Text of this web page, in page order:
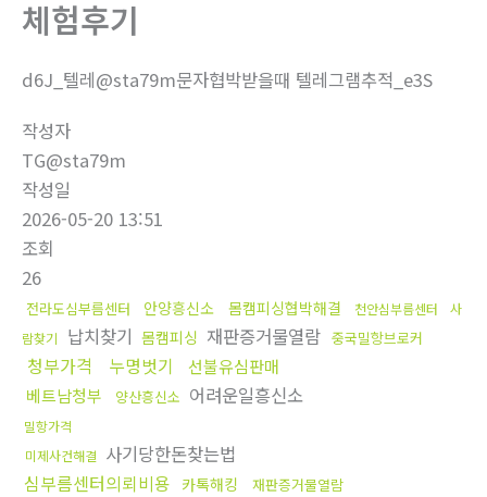
체험후기
d6J_텔레@sta79m문자협박받을때 텔레그램추적_e3S
작성자
TG@sta79m
작성일
2026-05-20 13:51
조회
26
전라도심부름센터 안양흥신소 몸캠피싱협박해결 천안심부름센터
사
람찾기
납치찾기 몸캠피싱 재판증거물열람 중국밀항브로커
청부가격 누명벗기
선불유심판매
베트남청부
양산흥신소 어려운일흥신소
밀항가격
미제사건해결 사기당한돈찾는법
심부름센터의뢰비용 카톡해킹 재판증거물열람